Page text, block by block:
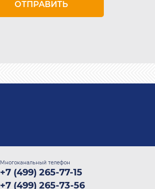
Многоканальный телефон
+7 (499) 265-77-15
+7 (499) 265-73-56